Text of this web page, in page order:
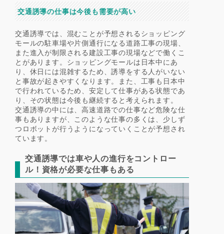
交通誘導の仕事は今後も需要が高い
交通誘導では、混むことが予想されるショッピング
モールの駐車場や片側通行になる道路工事の現場、
また進入が制限される建設工事の現場などで働くこ
とがあります。ショッピングモールは日本中にあ
り、休日には混雑するため、誘導をする人がいない
と事故が起きやすくなります。また、工事も日本中
で行われているため、安定して仕事がある状態であ
り、その状態は今後も継続すると考えられます。
交通誘導の中には、高速道路での仕事など危険な仕
事もありますが、このような仕事の多くは、少しず
つロボットが行うようになっていくことが予想され
ています。
交通誘導では車や人の進行をコントロー
ル！資格が必要な仕事もある